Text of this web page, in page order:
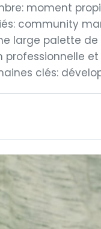
moment
community
large palette
professionnelle
clés: